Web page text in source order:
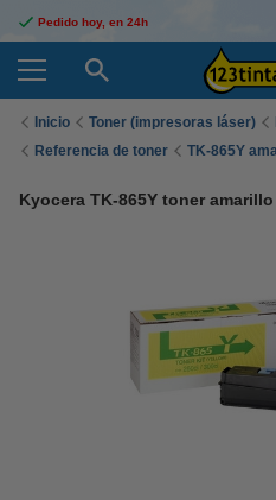
Pedido hoy, en 24h
Inicio Toner (impresoras láser)
Referencia de toner
TK-865Y
Kyocera TK-865Y toner